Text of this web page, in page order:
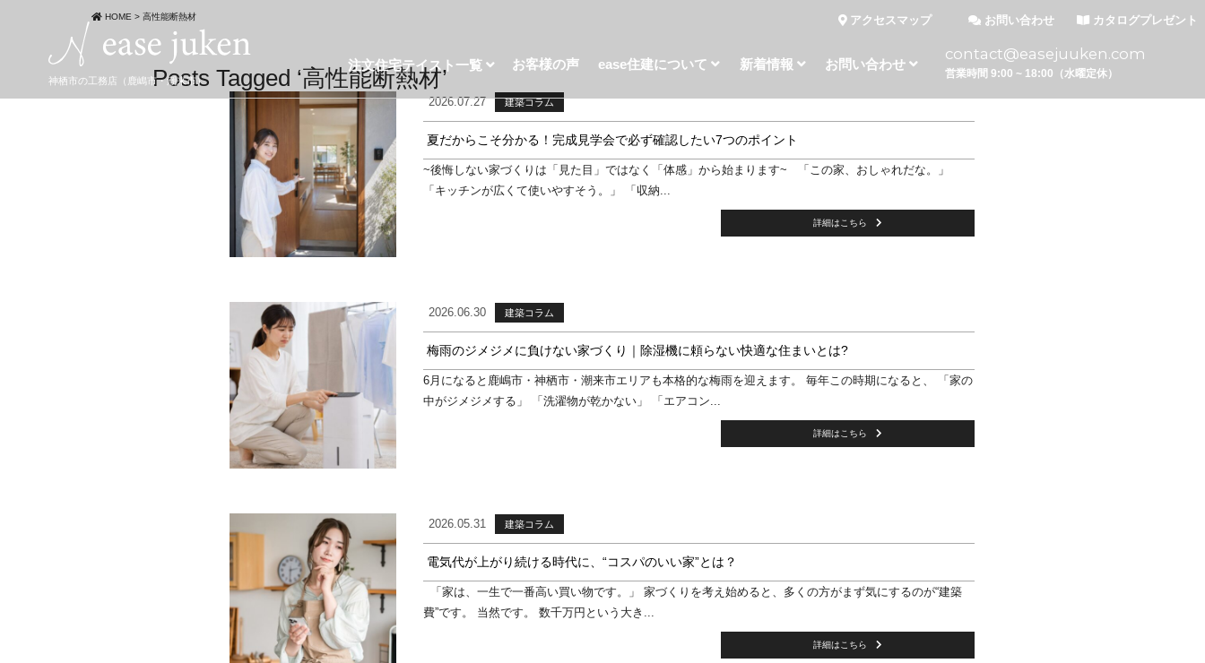
神栖市の工務店（鹿嶋市・潮来市）
アクセスマップ お問い合わせ カタログプレゼント
注文住宅テイスト一覧 お客様の声 ease住建について 新着情報 お問い合わせ
contact@easejuuken.com
営業時間 9:00 ~ 18:00（水曜定休）
HOME > 高性能断熱材
Posts Tagged ‘高性能断熱材’
2026.07.27 建築コラム
夏だからこそ分かる！完成見学会で必ず確認したい7つのポイント
~後悔しない家づくりは「見た目」ではなく「体感」から始まります~ 「この家、おしゃれだな。」
「キッチンが広くて使いやすそう。」 「収納...
詳細はこちら
2026.06.30 建築コラム
梅雨のジメジメに負けない家づくり｜除湿機に頼らない快適な住まいとは?
6月になると鹿嶋市・神栖市・潮来市エリアも本格的な梅雨を迎えます。 毎年この時期になると、 「家の
中がジメジメする」 「洗濯物が乾かない」 「エアコン...
詳細はこちら
2026.05.31 建築コラム
電気代が上がり続ける時代に、“コスパのいい家”とは？
「家は、一生で一番高い買い物です。」 家づくりを考え始めると、多くの方がまず気にするのが“建築
費”です。 当然です。 数千万円という大き...
詳細はこちら